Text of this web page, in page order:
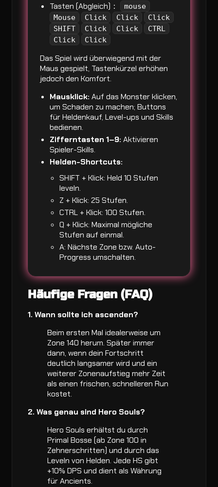
Tasten (Abgleich)：
mouse
Mouse
Click Click
Click
SHIFT
Click Click
CTRL
Click
Click
Das Spiel wird überwiegend mit der
Maus gespielt, Tastenkürzel erhöhen
jedoch den Komfort.
Mausklick: Auf das Monster klicken,
um Schaden zu machen; Buttons
für Heldenkauf, Level-ups und Skills
bedienen.
Zifferntasten 1–9: Aktivieren
Spieler-Skills.
Helden-Shortcuts:
SHIFT + Klick: Held 10 Stufen
leveln.
Z + Klick: 25 Stufen.
CTRL + Klick: 100 Stufen.
Q + Klick: Maximal mögliche
Stufen auf einmal.
A: Nächste Zone bzw. Auto-
Progress umschalten.
Häufige Fragen (FAQ)
1. Wann sollte ich ascenden?
Beim ersten Mal idealerweise um
Zone 140 herum. Später immer
dann, wenn dein Fortschritt
deutlich langsamer wird und ein
weiterer Zonenaufstieg mehr Zeit
als einen frischen, schnelleren Run
kostet.
2. Was genau sind Hero Souls?
Hero Souls erhältst du durch
Primal Bosse (ab Zone 100 in
Zehnerschritten) und durch das
Leveln von Helden. Jede HS gibt
+10% DPS und dient als Währung
für Ancients.